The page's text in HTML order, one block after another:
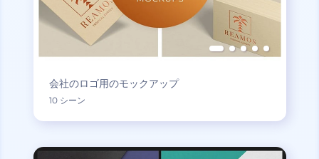
会社のロゴ用のモックアップ
10 シーン